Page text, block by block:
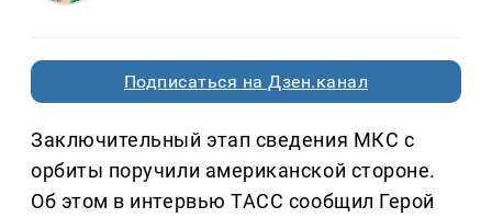
Подписаться на Дзен.канал
Заключительный этап сведения МКС с
орбиты поручили американской стороне.
Об этом в интервью ТАСС сообщил Герой